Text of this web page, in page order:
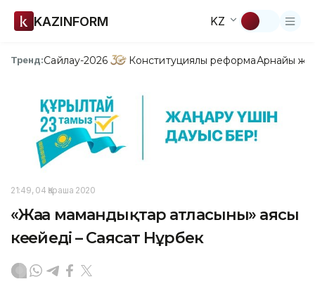
KAZINFORM KZ
Тренд:Сайлау-2026 Конституциялық реформаАрнайы
21:49, 04 Қараша 2020
«Жаңа мамандықтар атласының» аясы
кеңейеді – Саясат Нұрбек